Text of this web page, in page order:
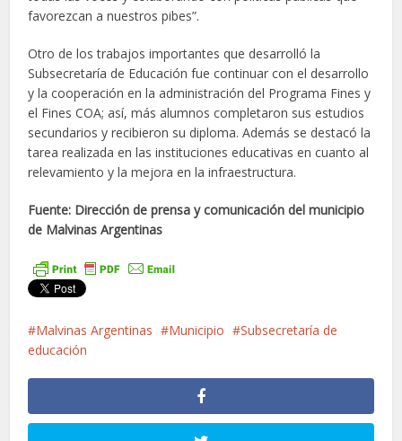
favorezcan a nuestros pibes”.
Otro de los trabajos importantes que desarrolló la
Subsecretaría de Educación fue continuar con el desarrollo
y la cooperación en la administración del Programa Fines y
el Fines COA; así, más alumnos completaron sus estudios
secundarios y recibieron su diploma. Además se destacó la
tarea realizada en las instituciones educativas en cuanto al
relevamiento y la mejora en la infraestructura.
Fuente: Dirección de prensa y comunicación del municipio
de Malvinas Argentinas
Malvinas Argentinas Municipio
Subsecretaría de
educación